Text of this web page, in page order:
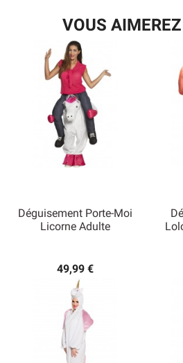
VOUS
Déguisement Porte-Moi
Licorne Adulte
49,99 €